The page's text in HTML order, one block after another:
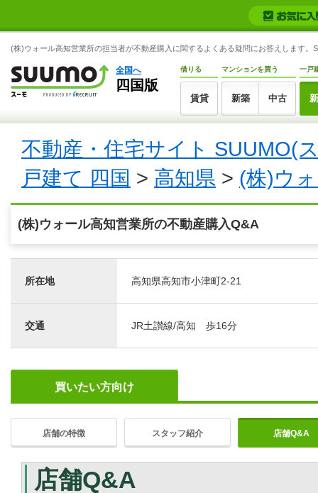
(株)ウォール高知営業所の担当者が不動産購入に関するよくある疑問にお答えします。
全国へ
四国版
借りる
賃貸
マンションを買う
新築 中古
一戸
不動産・住宅サイト SUUMO(
戸建て 四国 > 高知県 > (株)ウ
(株)ウォール高知営業所の不動産購入Q&A
所在地 高知県高知市小津町2-21
交通 JR土讃線/高知 歩16分
買いたい方向け
店舗の特徴 スタッフ紹介 店舗Q&A
店舗Q&A